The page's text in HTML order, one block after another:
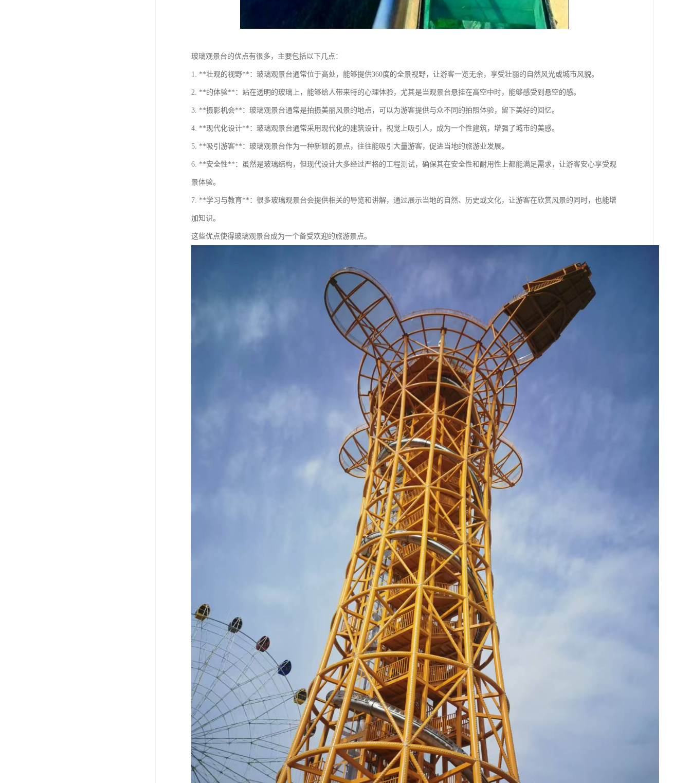
玻璃观景台的优点有很多，主要包括以下几点：
1. **壮观的视野**：玻璃观景台通常位于高处，能够提供360度的全景视野，让游客一览无余，享受壮丽的自然风光或城市风貌。
2. **的体验**：站在透明的玻璃上，能够给人带来特的心理体验，尤其是当观景台悬挂在高空中时，能够感受到悬空的感。
3. **摄影机会**：玻璃观景台通常是拍摄美丽风景的地点，可以为游客提供与众不同的拍照体验，留下美好的回忆。
4. **现代化设计**：玻璃观景台通常采用现代化的建筑设计，视觉上吸引人，成为一个性建筑，增强了城市的美感。
5. **吸引游客**：玻璃观景台作为一种新颖的景点，往往能吸引大量游客，促进当地的旅游业发展。
6. **安全性**：虽然是玻璃结构，但现代设计大多经过严格的工程测试，确保其在安全性和耐用性上都能满足需求，让游客安心享受观
景体验。
7. **学习与教育**：很多玻璃观景台会提供相关的导览和讲解，通过展示当地的自然、历史或文化，让游客在欣赏风景的同时，也能增
加知识。
这些优点使得玻璃观景台成为一个备受欢迎的旅游景点。